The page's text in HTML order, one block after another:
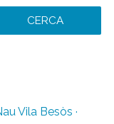
Vila Besòs ·